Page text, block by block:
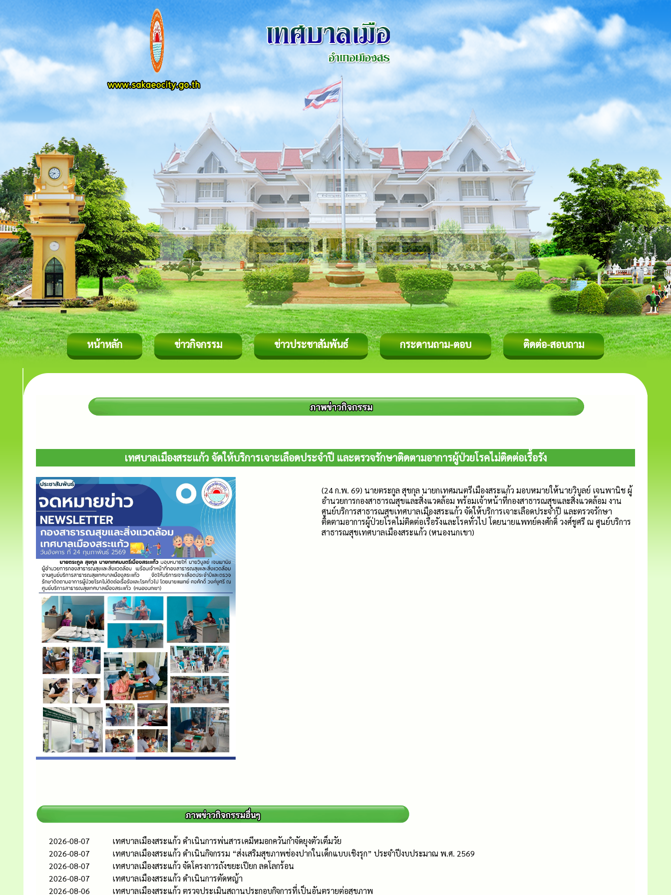
หน้าหลัก ข่าวกิจกรรม ข่าวประชาสัมพันธ์ กระดานถาม-ตอบ ติดต่อ-สอบถาม
เทศบาลเมืองสระแก้ว จัดให้บริการเจาะเลือดประจำปี และตรวจรักษาติดตามอาการผู้ป่วยโรคไม่ติดต่อเรื้อรัง
(24 ก.พ. 69) นายตระกูล สุขกุล นายกเทศมนตรีเมืองสระแก้ว มอบหมายให้นายวิบูลย์ เจนพานิช ผู้
อำนวยการกองสาธารณสุขและสิ่งแวดล้อม พร้อมเจ้าหน้าที่กองสาธารณสุขและสิ่งแวดล้อม งาน
ศูนย์บริการสาธารณสุขเทศบาลเมืองสระแก้ว จัดให้บริการเจาะเลือดประจำปี และตรวจรักษา
ติดตามอาการผู้ป่วยโรคไม่ติดต่อเรื้อรังและโรคทั่วไป โดยนายแพทย์คงศักดิ์ วงศ์ชูศรี ณ ศูนย์บริการ
สาธารณสุขเทศบาลเมืองสระแก้ว (หนองนกเขา)
2026-08-07
เทศบาลเมืองสระแก้ว ดำเนินการพ่นสารเคมีหมอกควันกำจัดยุงตัวเต็มวัย
2026-08-07
เทศบาลเมืองสระแก้ว ดำเนินกิจกรรม “ส่งเสริมสุขภาพช่องปากในเด็กแบบเชิงรุก” ประจำปีงบประมาณ พ.ศ. 2569
2026-08-07
เทศบาลเมืองสระแก้ว จัดโครงการถังขยะเปียก ลดโลกร้อน
2026-08-07
เทศบาลเมืองสระแก้ว ดำเนินการตัดหญ้า
2026-08-06
เทศบาลเมืองสระแก้ว ตรวจประเมินสถานประกอบกิจการที่เป็นอันตรายต่อสุขภาพ